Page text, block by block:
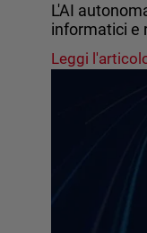
L'AI
informatici e
Leggi